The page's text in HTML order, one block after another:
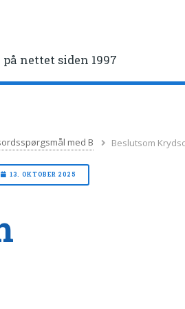
nettet siden 1997
med B Beslutsom
13. OKTOBER 2025